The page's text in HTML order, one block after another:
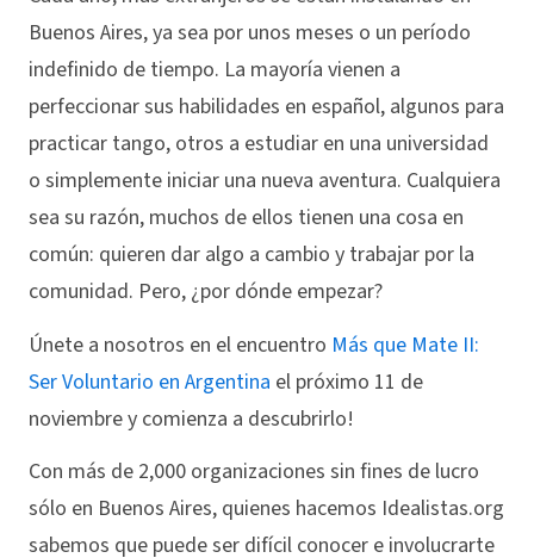
Buenos Aires, ya sea por unos meses o un período
indefinido de tiempo. La mayoría vienen a
perfeccionar sus habilidades en español, algunos para
practicar tango, otros a estudiar en una universidad
o simplemente iniciar una nueva aventura. Cualquiera
sea su razón, muchos de ellos tienen una cosa en
común: quieren dar algo a cambio y trabajar por la
comunidad. Pero, ¿por dónde empezar?
Únete a nosotros en el encuentro Más que Mate II:
Ser Voluntario en Argentina el próximo 11 de
noviembre y comienza a descubrirlo!
Con más de 2,000 organizaciones sin fines de lucro
sólo en Buenos Aires, quienes hacemos Idealistas.org
sabemos que puede ser difícil conocer e involucrarte